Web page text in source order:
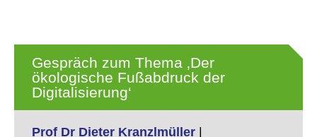
Gespräch zum Thema ‚Der
ökologische Fußabdruck der
Digitalisierung‘
Prof Dr Dieter Kranzlmüller